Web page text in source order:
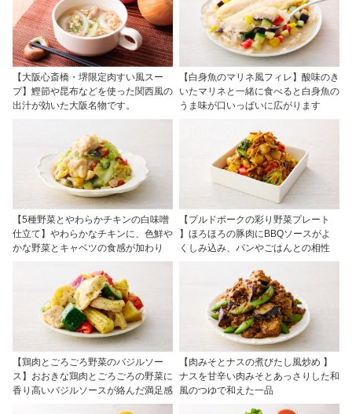
【大阪心斎橋・堺限定肉すい風スー
プ】鰹節や昆布などを使った関西風の
出汁が効いた大阪名物です。
【白身魚のマリネ風フィレ】酸味のき
いたマリネと一緒に食べると白身魚の
うま味が口いっぱいに広がります
【5種野菜とやわらかチキンの白味噌
仕立て】やわらかなチキンに、色鮮や
かな野菜とキャベツの食感が加わり
【プルドポークの彩り野菜プレート
】ほろほろの豚肉にBBQソースがよ
くしみ込み、パンやごはんとの相性
【鶏肉とごろごろ野菜のバジルソー
ス】おおきな鶏肉とごろごろの野菜に
香り高いバジルソースが絡んだ満足感
【肉みそとナスの煮びたし風炒め 】
ナスを甘辛い肉みそとあっさりした和
風のつゆで和えた一品